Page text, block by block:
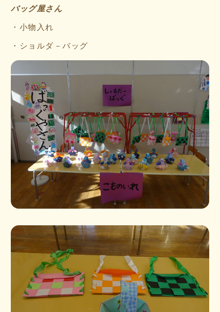
バッグ屋さん
・小物入れ
・ショルダ－バッグ